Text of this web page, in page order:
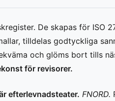
De skapas för ISO
tilldelas godtyckliga
och glöms bort tills
för revisorer.
efterlevnadsteater. FNORD.